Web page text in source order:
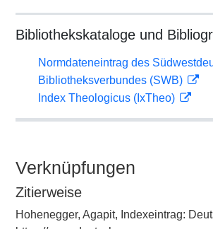
Bibliothekskataloge und
Normdateneintrag des
Bibliotheksverbundes (SWB)
Index Theologicus (IxTheo)
Verknüpfungen
Zitierweise
Hohenegger, Agapit, Indexeintrag: